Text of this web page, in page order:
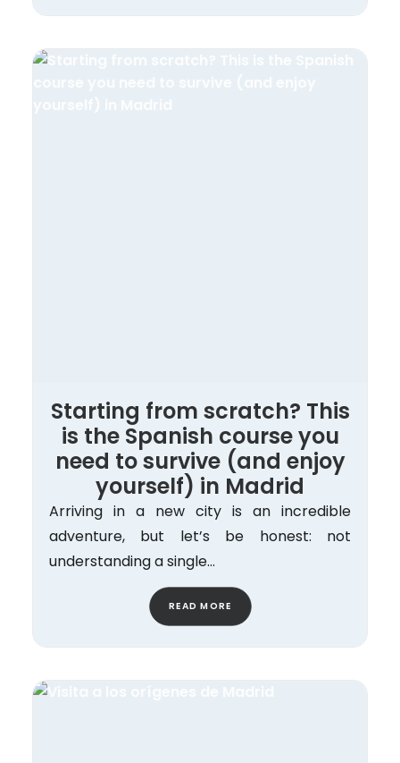
Starting from scratch? This
is the Spanish course you
need to survive (and enjoy
yourself) in Madrid
Arriving in a new city is an incredible
adventure, but let’s be honest: not
understanding a single…
READ MORE